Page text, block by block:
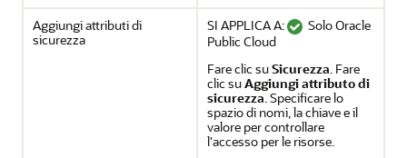
Aggiungi attributi di
sicurezza
SI APPLICA A:
Solo Oracle
Public Cloud
Fare clic suSicurezza. Fare
clic suAggiungi attributo di
sicurezza. Specificare lo
spazio di nomi, la chiave e il
valore per controllare
l'accesso per le risorse.